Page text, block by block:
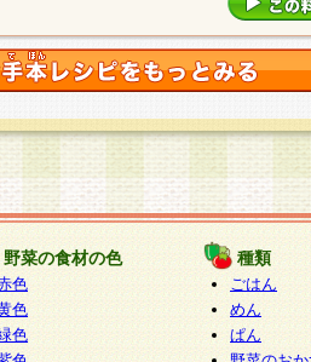
野菜の食材の色
色
色
色
種類
ごはん
めん
ぱん